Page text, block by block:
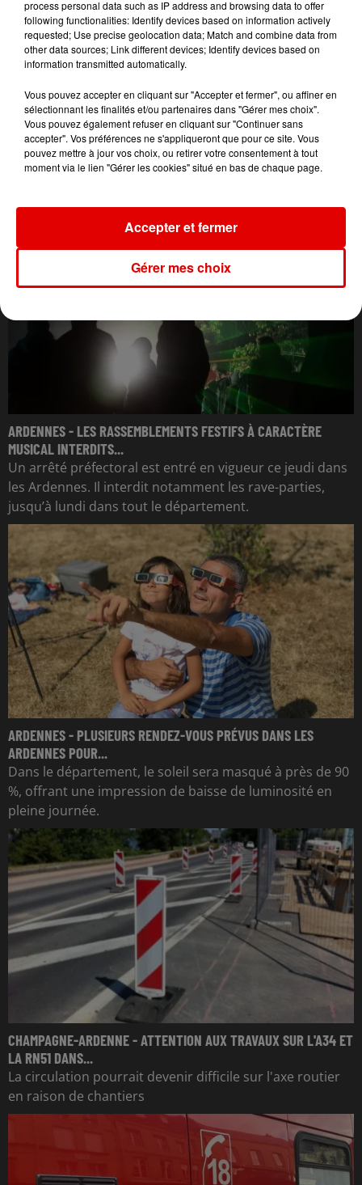
ARDENNES - LES RASSEMBLEMENTS FESTIFS À CARACTÈRE
MUSICAL INTERDITS...
Un arrêté préfectoral est entré en vigueur ce jeudi dans
les Ardennes. Il interdit notamment les rave-parties,
jusqu’à lundi dans tout le département.
ARDENNES - PLUSIEURS RENDEZ-VOUS PRÉVUS DANS LES
ARDENNES POUR...
Dans le département, le soleil sera masqué à près de 90
%, offrant une impression de baisse de luminosité en
pleine journée.
CHAMPAGNE-ARDENNE - ATTENTION AUX TRAVAUX SUR L'A34 ET
LA RN51 DANS...
La circulation pourrait devenir difficile sur l'axe routier
en raison de chantiers
process personal data such as IP address and browsing data to offer
following functionalities: Identify devices based on information actively
requested; Use precise geolocation data; Match and combine data from
other data sources; Link different devices; Identify devices based on
information transmitted automatically.
Vous pouvez accepter en cliquant sur "Accepter et fermer", ou affiner en
sélectionnant les finalités et/ou partenaires dans "Gérer mes choix".
Vous pouvez également refuser en cliquant sur "Continuer sans
accepter". Vos préférences ne s'appliqueront que pour ce site. Vous
pouvez mettre à jour vos choix, ou retirer votre consentement à tout
moment via le lien "Gérer les cookies" situé en bas de chaque page.
Gérer mes choix
Accepter et fermer